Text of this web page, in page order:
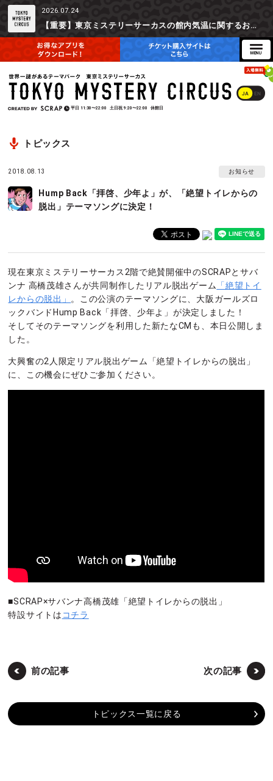
2026.07.24
【重要】東京ミステリーサーカスの館内気温に関するお詫びとご参加辞退時の返金対応について
JA EN
平日 11:30〜22:00 土日祝 9:20〜22:00 休館日
トピックス
2018.08.13 お知らせ
Hump Back「拝啓、少年よ」が、「絶望トイレからの
脱出」テーマソングに決定！
現在東京ミステリーサーカス2階で絶賛開催中のSCRAPとサバ
ンナ 高橋茂雄さんが共同制作したリアル脱出ゲーム
「絶望トイ
レからの脱出」
。この公演のテーマソングに、大阪ガールズロ
ックバンドHump Back「拝啓、少年よ」が決定しました！
そしてそのテーマソングを利用した新たなCMも、本日公開しま
した。
大興奮の2人限定リアル脱出ゲーム「絶望トイレからの脱出」
に、この機会にぜひご参加ください。
■SCRAP×サバンナ高橋茂雄「絶望トイレからの脱出」
特設サイトは コチラ
前の記事 次の記事
トピックス一覧に戻る